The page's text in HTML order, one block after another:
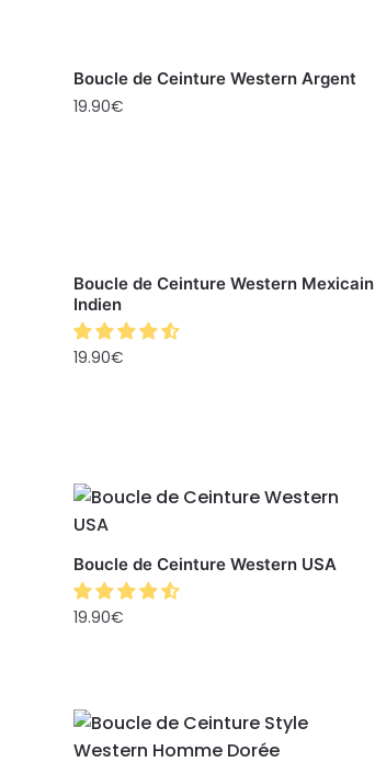
Boucle de Ceinture Western Argent
19.90€
Boucle de Ceinture Western Mexicain
Indien
19.90€
Boucle de Ceinture Western USA
19.90€